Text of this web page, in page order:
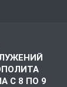
С 8 ПО 9